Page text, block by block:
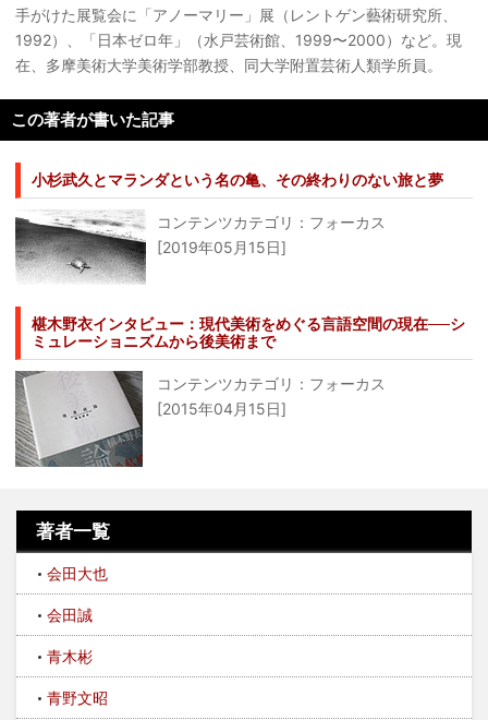
手がけた展覧会に「アノーマリー」展（レントゲン藝術研究所、
1992）、「日本ゼロ年」（水戸芸術館、1999〜2000）など。現
在、多摩美術大学美術学部教授、同大学附置芸術人類学所員。
この著者が書いた記事
小杉武久とマランダという名の亀、その終わりのない旅と夢
コンテンツカテゴリ：フォーカス
[2019年05月15日]
椹木野衣インタビュー：現代美術をめぐる言語空間の現在──シ
ミュレーショニズムから後美術まで
コンテンツカテゴリ：フォーカス
[2015年04月15日]
著者一覧
会田大也
会田誠
青木彬
青野文昭